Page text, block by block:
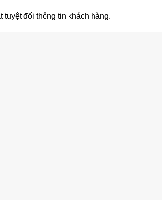
đối thông tin khách hàng.